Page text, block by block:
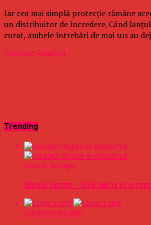
Iar cea mai simplă protecție rămâne
un distribuitor de încredere. Când
curat, ambele întrebări de mai sus au
Continue Reading
Trending
Sport6 ani ago
Masajul Lingam – Ghid pentru un
Oameni4 ani ago